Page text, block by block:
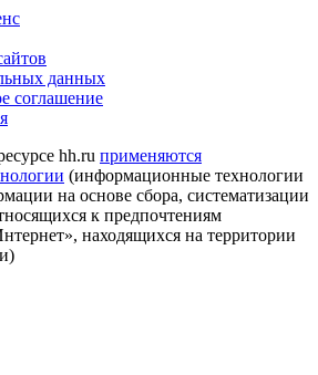
данных
соглашение
hh.ru применяются
(информационные технологии
на основе сбора, систематизации
к предпочтениям
находящихся на территории